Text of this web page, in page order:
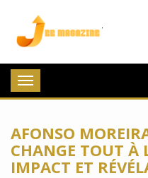
Toggle
navigation
AFONSO
CHANGE TOUT À
IMPACT ET